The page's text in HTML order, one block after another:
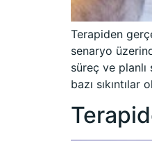
Terapiden
senaryo
süreç ve planlı
bazı